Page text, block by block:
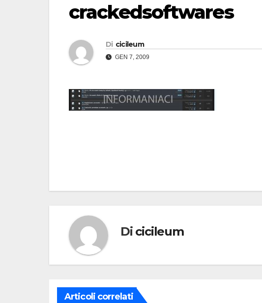
crackedsoftwares
Di cicileum
GEN 7, 2009
Di cicileum
Articoli correlati